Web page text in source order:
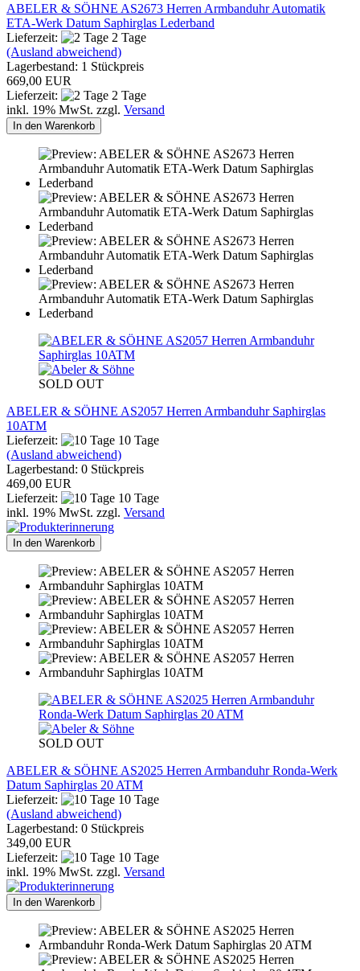
ABELER & SÖHNE AS2673 Herren Armbanduhr Automatik
ETA-Werk Datum Saphirglas Lederband
Lieferzeit:
2 Tage
(Ausland abweichend)
Lagerbestand: 1 Stückpreis
669,00 EUR
Lieferzeit:
2 Tage
inkl. 19% MwSt. zzgl. Versand
In den Warenkorb
SOLD OUT
ABELER & SÖHNE AS2057 Herren Armbanduhr Saphirglas
10ATM
Lieferzeit:
10 Tage
(Ausland abweichend)
Lagerbestand: 0 Stückpreis
469,00 EUR
Lieferzeit:
10 Tage
inkl. 19% MwSt. zzgl. Versand
In den Warenkorb
SOLD OUT
ABELER & SÖHNE AS2025 Herren Armbanduhr Ronda-Werk
Datum Saphirglas 20 ATM
Lieferzeit:
10 Tage
(Ausland abweichend)
Lagerbestand: 0 Stückpreis
349,00 EUR
Lieferzeit:
10 Tage
inkl. 19% MwSt. zzgl. Versand
In den Warenkorb